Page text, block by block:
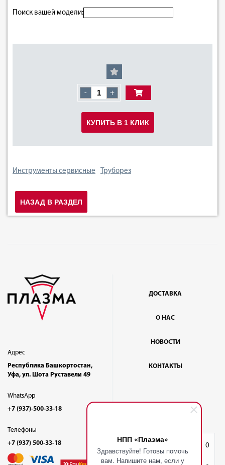
НПП «Плазма»
Здравствуйте! Готовы помочь
вам. Напишите нам, если у
0
Поиск вашей модели:
- +
КУПИТЬ В 1 КЛИК
Инструменты сервисные Труборез
НАЗАД В РАЗДЕЛ
Адрес
Республика Башкортостан,
Уфа, ул. Шота Руставели 49
WhatsApp
+7 (937)-500-33-18
Телефоны
+7 (937) 500-33-18
ДОСТАВКА
О НАС
НОВОСТИ
КОНТАКТЫ